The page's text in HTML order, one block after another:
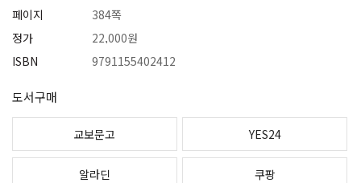
페이지
정가
ISBN
384쪽
22,000원
9791155402412
도서구매
교보문고 YES24
알라딘 쿠팡